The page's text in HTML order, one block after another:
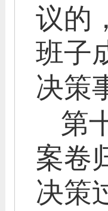
议的
班子
决策
第
案卷
决策